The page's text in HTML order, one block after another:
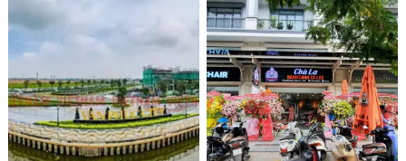
Diamond – Khu đô thị Vạn Phúc.
“Thủ Đức nghĩa tình” gây quỹ
chăm lo bà con nghèo.